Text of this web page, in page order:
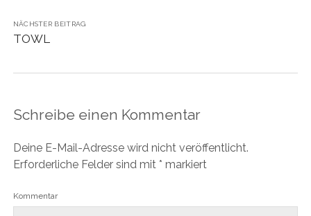
NÄCHSTER BEITRAG
TOWL
Schreibe einen Kommentar
Deine E-Mail-Adresse wird nicht veröffentlicht.
Erforderliche Felder sind mit * markiert
Kommentar